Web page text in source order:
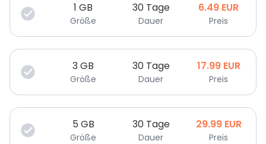
1 GB
Größe
30 Tage
Dauer
6.49 EUR
Preis
3GB
Größe
30 Tage
Dauer
17.99 EUR
Preis
5 GB
Größe
30 Tage
Dauer
29.99 EUR
Preis